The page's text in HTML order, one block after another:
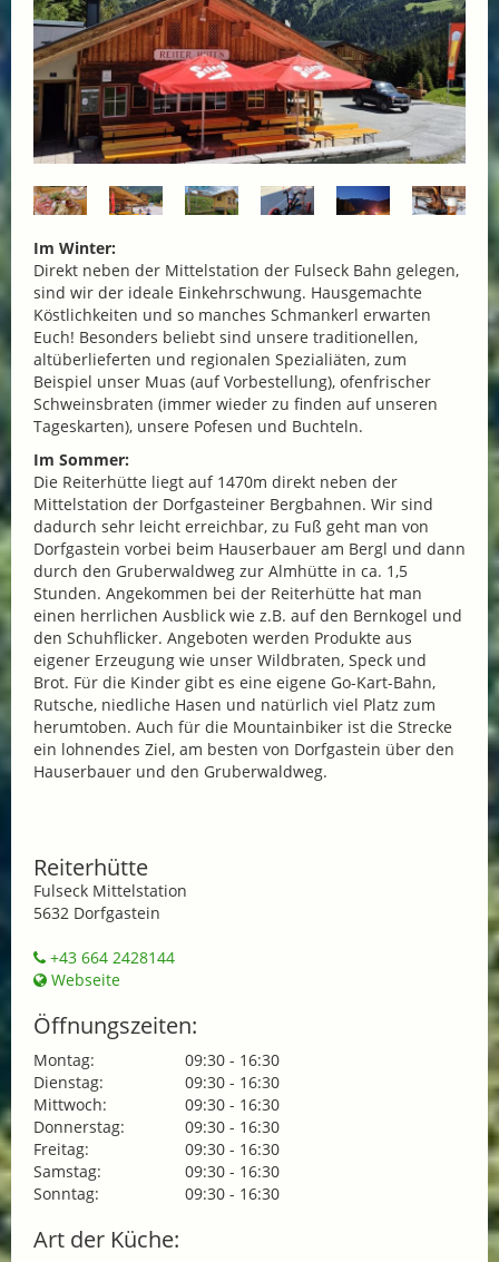
Im Winter:
Direkt neben der Mittelstation der Fulseck Bahn gelegen,
sind wir der ideale Einkehrschwung. Hausgemachte
Köstlichkeiten und so manches Schmankerl erwarten
Euch! Besonders beliebt sind unsere traditionellen,
altüberlieferten und regionalen Spezialiäten, zum
Beispiel unser Muas (auf Vorbestellung), ofenfrischer
Schweinsbraten (immer wieder zu finden auf unseren
Tageskarten), unsere Pofesen und Buchteln.
Im Sommer:
Die Reiterhütte liegt auf 1470m direkt neben der
Mittelstation der Dorfgasteiner Bergbahnen. Wir sind
dadurch sehr leicht erreichbar, zu Fuß geht man von
Dorfgastein vorbei beim Hauserbauer am Bergl und dann
durch den Gruberwaldweg zur Almhütte in ca. 1,5
Stunden. Angekommen bei der Reiterhütte hat man
einen herrlichen Ausblick wie z.B. auf den Bernkogel und
den Schuhflicker. Angeboten werden Produkte aus
eigener Erzeugung wie unser Wildbraten, Speck und
Brot. Für die Kinder gibt es eine eigene Go-Kart-Bahn,
Rutsche, niedliche Hasen und natürlich viel Platz zum
herumtoben. Auch für die Mountainbiker ist die Strecke
ein lohnendes Ziel, am besten von Dorfgastein über den
Hauserbauer und den Gruberwaldweg.
Reiterhütte
Fulseck Mittelstation
5632 Dorfgastein
+43 664 2428144
Webseite
Öffnungszeiten:
Montag:
09:30 - 16:30
Dienstag:
09:30 - 16:30
Mittwoch:
09:30 - 16:30
Donnerstag:
09:30 - 16:30
Freitag:
09:30 - 16:30
Samstag:
09:30 - 16:30
Sonntag:
09:30 - 16:30
Art der Küche: